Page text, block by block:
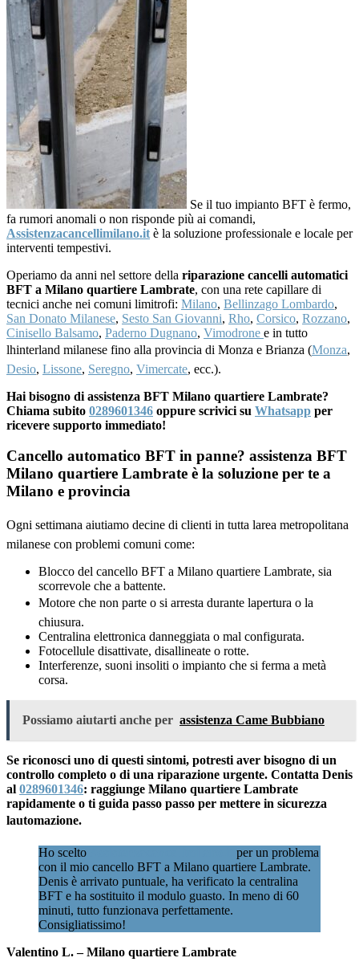
Se il tuo impianto BFT è fermo,
fa rumori anomali o non risponde più ai comandi,
Assistenzacancellimilano.it è la soluzione professionale e locale per
interventi tempestivi.
Operiamo da anni nel settore della riparazione cancelli automatici
BFT a Milano quartiere Lambrate, con una rete capillare di
tecnici anche nei comuni limitrofi: Milano, Bellinzago Lombardo,
San Donato Milanese, Sesto San Giovanni, Rho, Corsico, Rozzano,
Cinisello Balsamo, Paderno Dugnano, Vimodrone e in tutto
lhinterland milanese fino alla provincia di Monza e Brianza (Monza,
Desio, Lissone, Seregno, Vimercate, ecc.).
Hai bisogno di assistenza BFT Milano quartiere Lambrate?
Chiama subito 0289601346 oppure scrivici su Whatsapp per
ricevere supporto immediato!
Cancello automatico BFT in panne? assistenza BFT
Milano quartiere Lambrate è la soluzione per te a
Milano e provincia
Ogni settimana aiutiamo decine di clienti in tutta larea metropolitana
milanese con problemi comuni come:
Blocco del cancello BFT a Milano quartiere Lambrate, sia
scorrevole che a battente.
Motore che non parte o si arresta durante lapertura o la
chiusura.
Centralina elettronica danneggiata o mal configurata.
Fotocellule disattivate, disallineate o rotte.
Interferenze, suoni insoliti o impianto che si ferma a metà
corsa.
Possiamo aiutarti anche per assistenza Came Bubbiano
Se riconosci uno di questi sintomi, potresti aver bisogno di un
controllo completo o di una riparazione urgente. Contatta Denis
al 0289601346: raggiunge Milano quartiere Lambrate
rapidamente o ti guida passo passo per mettere in sicurezza
lautomazione.
Ho scelto
per un problema
con il mio cancello BFT a Milano quartiere Lambrate.
Denis è arrivato puntuale, ha verificato la centralina
BFT e ha sostituito il modulo guasto. In meno di 60
minuti, tutto funzionava perfettamente.
Consigliatissimo!
Valentino L. – Milano quartiere Lambrate